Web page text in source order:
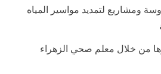
ومشاريع لتمديد مواسير المياه
من خلال معلم صحي الزهراء